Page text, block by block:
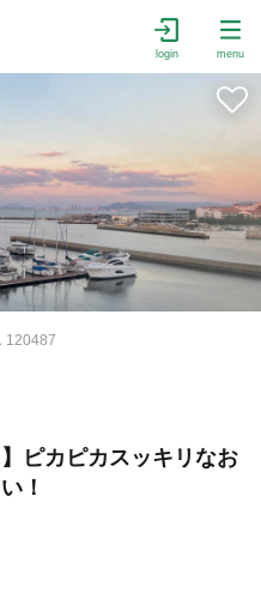
login menu
120487
ピカピカスッキリなお
！